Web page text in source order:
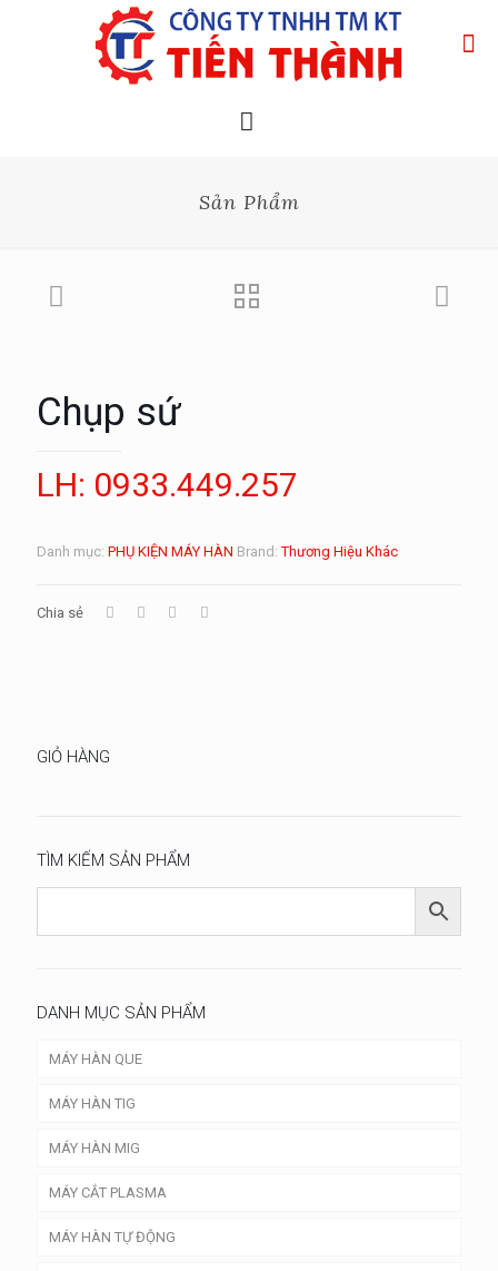
Sản Phẩm
Chụp sứ
LH: 0933.449.257
Danh mục: PHỤ KIỆN MÁY HÀN Brand:Thương Hiệu Khác
Chia sẻ
GIỎ HÀNG
TÌM KIẾM SẢN PHẨM
DANH MỤC SẢN PHẨM
MÁY HÀN QUE
MÁY HÀN TIG
MÁY HÀN MIG
MÁY CẮT PLASMA
MÁY HÀN TỰ ĐỘNG